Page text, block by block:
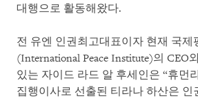
대행으로 활동해왔다.
전 유엔 인권최고대표이자 현재 국제
(International Peace Institute)의 CEO
있는 자이드 라드 알 후세인은 “휴먼
집행이사로 선출된 티라나 하산은 인